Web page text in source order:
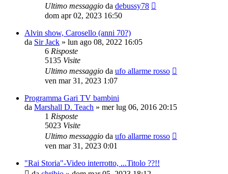
Ultimo messaggio da debussy78
dom apr 02, 2023 16:50
Alvin show, Carosello (anni 70?)
da Sir Jack » lun ago 08, 2022 16:05
6 Risposte
5135 Visite
Ultimo messaggio da ufo allarme rosso
ven mar 31, 2023 1:07
Programma Gari TV bambini
da Marshall D. Teach » mer lug 06, 2016 20:15
1 Risposte
5023 Visite
Ultimo messaggio da ufo allarme rosso
ven mar 31, 2023 0:01
"Rai Storia"-Video interrotto, ...Titolo ??!!